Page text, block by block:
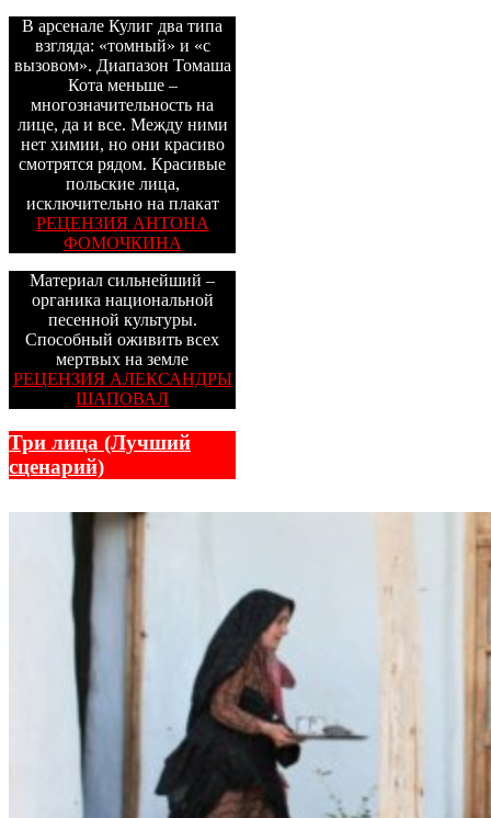
В арсенале Кулиг два типа
взгляда: «томный» и «с
вызовом». Диапазон Томаша
Кота меньше –
многозначительность на
лице, да и все. Между ними
нет химии, но они красиво
смотрятся рядом. Красивые
польские лица,
исключительно на плакат
РЕЦЕНЗИЯ АНТОНА
ФОМОЧКИНА
Материал сильнейший –
органика национальной
песенной культуры.
Способный оживить всех
мертвых на земле
РЕЦЕНЗИЯ АЛЕКСАНДРЫ
ШАПОВАЛ
Три лица (Лучший
сценарий)